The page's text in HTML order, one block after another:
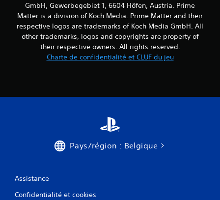
GmbH, Gewerbegebiet 1, 6604 Höfen, Austria. Prime
Matter is a division of Koch Media. Prime Matter and their
respective logos are trademarks of Koch Media GmbH. All
other trademarks, logos and copyrights are property of
their respective owners. All rights reserved.
Charte de confidentialité et CLUF du jeu
Pays/région : Belgique
Assistance
Confidentialité et cookies